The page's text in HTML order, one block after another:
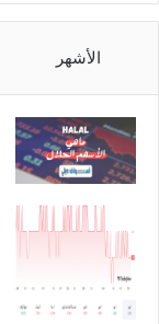
الأشهر